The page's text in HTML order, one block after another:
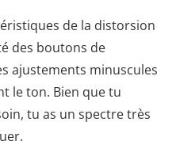
de la distorsion
des boutons de
ajustements minuscules
le ton. Bien que tu
tu as un spectre très